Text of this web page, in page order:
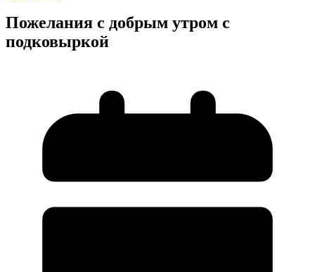
Пожелания с добрым утром с
подковыркой